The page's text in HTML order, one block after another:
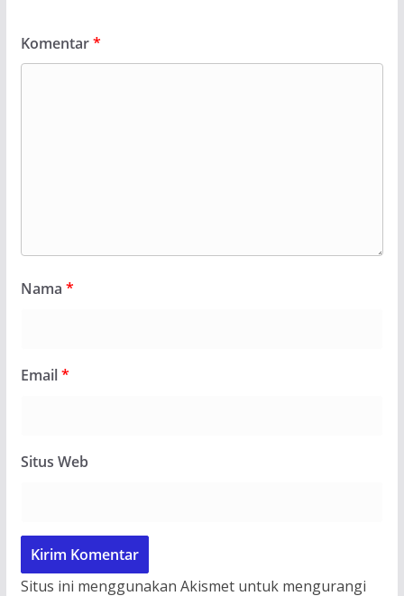
Komentar*
Nama *
Email*
Situs Web
Situs ini menggunakan Akismet untuk mengurangi